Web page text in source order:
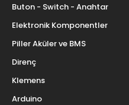
Buton - Switch - Anahtar
Elektronik Komponentler
Piller Aküler ve BMS
Direnç
Klemens
Arduino